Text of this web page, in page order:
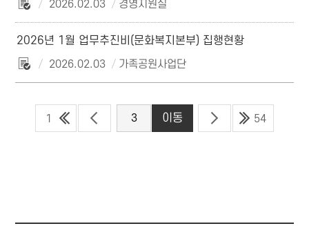
2026.02.03
경영지원실
2026년 1월 업무추진비(문화복지본부) 집행현황
2026.02.03
가족공원사업단
1 54